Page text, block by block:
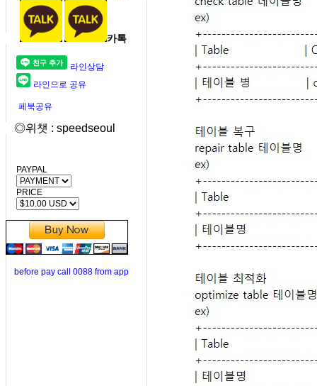
카톡
라인상담
라인으로 공유
페북공유
◎위챗 : speedseoul
PAYPAL
PRICE
before pay call 0088 from app